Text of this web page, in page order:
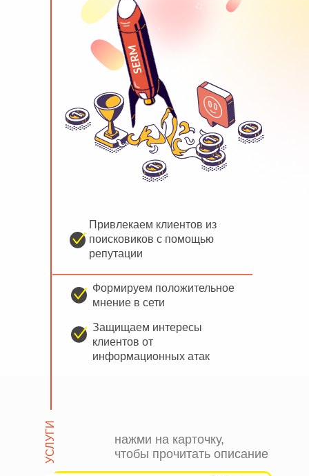
Привлекаем клиентов из
поисковиков с помощью
репутации
Формируем положительное
мнение в сети
Защищаем интересы
клиентов от
информационных атак
нажми на карточку,
чтобы прочитать описание
УСЛУГИ